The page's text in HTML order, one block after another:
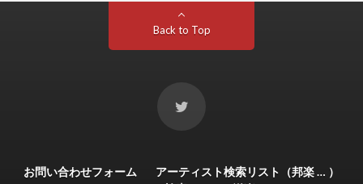
Back to Top
お問い合わせフォーム
アーティスト検索リスト（邦楽 … ）